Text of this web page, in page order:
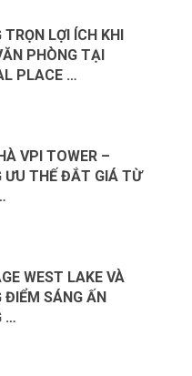
TRỌN LỢI ÍCH KHI
PHÒNG TẠI
PLACE …
VPI TOWER –
ƯU THẾ ĐẮT GIÁ TỪ
WEST LAKE VÀ
ĐIỂM SÁNG ẤN
…